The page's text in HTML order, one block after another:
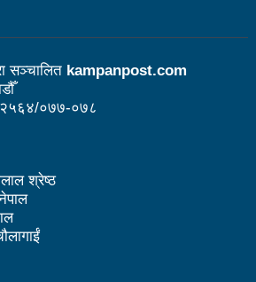
संजालको फुटसल : पुरुषतर्फ वडा नं. ५ र
training class for sister cities
countries was successfully
दुर्घटनाः ५ जनाको मृत्यु
टिम दर्ता फारम खुल्यो
६ वर्षीय बालकको मृत्यु
सञ्चालित kampanpost.com
२५६४/०७७-०७८
श्रेष्ठ